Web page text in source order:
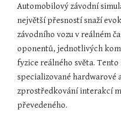
Automobilový závodní
největší přesností snaží
závodního vozu v reálném
oponentů, jednotlivých
fyzice reálného světa.
specializované hardwarové
zprostředkování interakcí
převedeného.